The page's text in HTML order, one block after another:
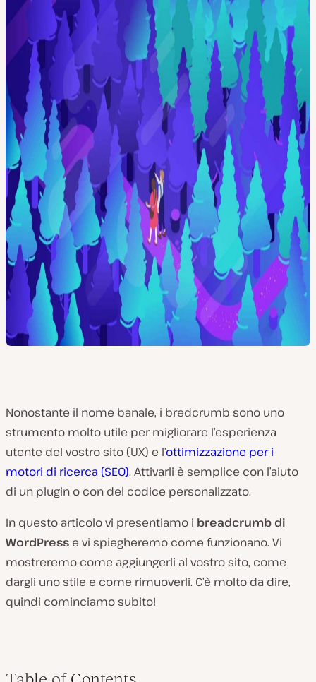
Nonostante il nome banale, i bredcrumb sono uno
strumento molto utile per migliorare l’esperienza
utente del vostro sito (UX) e l’ottimizzazione per i
motori di ricerca (SEO). Attivarli è semplice con l’aiuto
di un plugin o con del codice personalizzato.
In questo articolo vi presentiamo i breadcrumb di
WordPress e vi spiegheremo come funzionano. Vi
mostreremo come aggiungerli al vostro sito, come
dargli uno stile e come rimuoverli. C’è molto da dire,
quindi cominciamo subito!